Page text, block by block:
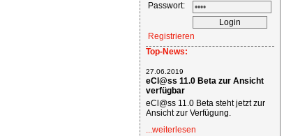
Passwort:
Registrieren
Top-News:
27.06.2019
eCl@ss 11.0 Beta zur Ansicht
verfügbar
eCl@ss 11.0 Beta steht jetzt zur
Ansicht zur Verfügung.
...weiterlesen